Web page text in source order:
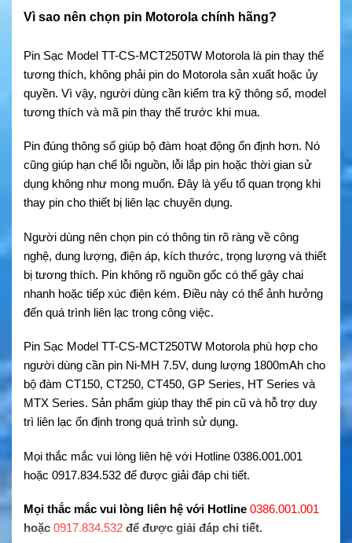
Vì sao nên chọn pin Motorola chính hãng?
Pin Sạc Model TT-CS-MCT250TW Motorola là pin thay thế
tương thích, không phải pin do Motorola sản xuất hoặc ủy
quyền. Vì vậy, người dùng cần kiểm tra kỹ thông số, model
tương thích và mã pin thay thế trước khi mua.
Pin đúng thông số giúp bộ đàm hoạt động ổn định hơn. Nó
cũng giúp hạn chế lỗi nguồn, lỗi lắp pin hoặc thời gian sử
dụng không như mong muốn. Đây là yếu tố quan trọng khi
thay pin cho thiết bị liên lạc chuyên dụng.
Người dùng nên chọn pin có thông tin rõ ràng về công
nghệ, dung lượng, điện áp, kích thước, trọng lượng và thiết
bị tương thích. Pin không rõ nguồn gốc có thể gây chai
nhanh hoặc tiếp xúc điện kém. Điều này có thể ảnh hưởng
đến quá trình liên lạc trong công việc.
Pin Sạc Model TT-CS-MCT250TW Motorola phù hợp cho
người dùng cần pin Ni-MH 7.5V, dung lượng 1800mAh cho
bộ đàm CT150, CT250, CT450, GP Series, HT Series và
MTX Series. Sản phẩm giúp thay thế pin cũ và hỗ trợ duy
trì liên lạc ổn định trong quá trình sử dụng.
Mọi thắc mắc vui lòng liên hệ với Hotline 0386.001.001
hoặc 0917.834.532 để được giải đáp chi tiết.
Mọi thắc mắc vui lòng liên hệ với Hotline 0386.001.001
hoặc 0917.834.532 để được giải đáp chi tiết.